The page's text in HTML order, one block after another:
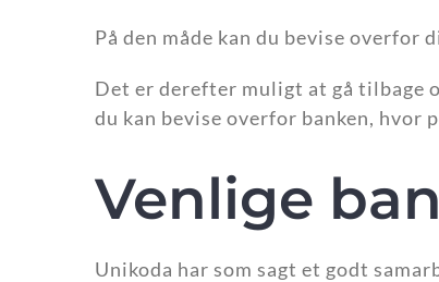
På den måde kan du bevise
Det er derefter muligt at gå tilbage
du kan bevise overfor banken, hvor
Venlige
Unikoda har som sagt et godt